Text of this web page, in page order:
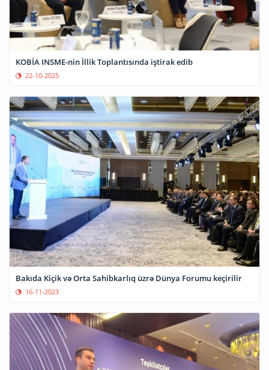
KOBİA INSME-nin İllik Toplantısında iştirak edib
22-10-2025
Bakıda Kiçik və Orta Sahibkarlıq üzrə Dünya Forumu keçirilir
16-11-2023